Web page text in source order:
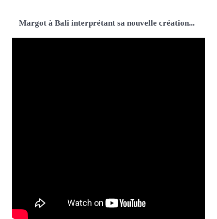
Margot à Bali interprétant sa nouvelle création...